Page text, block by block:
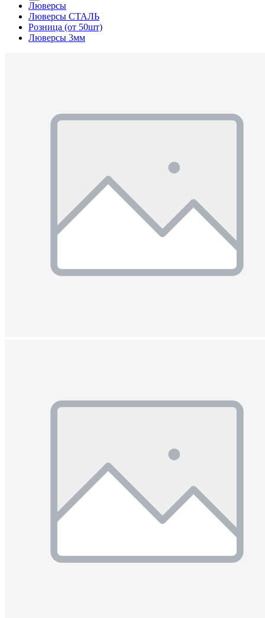
Люверсы
Люверсы СТАЛЬ
Розница (от 50шт)
Люверсы 3мм